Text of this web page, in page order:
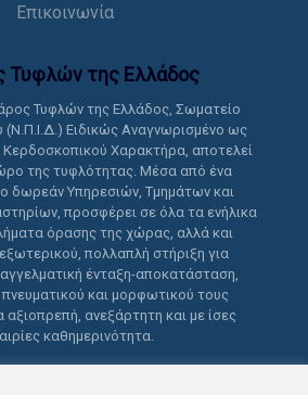
Επικοινωνία
Τυφλών της Ελλάδoς
Τυφλών της Ελλάδος, Σωματείο
(Ν.Π.Ι.Δ.) Ειδικώς Αναγνωρισμένο ως
Χαρακτήρα, αποτελεί
της τυφλότητας. Μέσα από ένα
δωρεάν Υπηρεσιών, Τμημάτων και
προσφέρει σε όλα τα ενήλικα
όρασης της χώρας, αλλά και
πολλαπλή στήριξη για
ένταξη-αποκατάσταση,
και μορφωτικού τους
αξιοπρεπή, ανεξάρτητη και με ίσες
καθημερινότητα.